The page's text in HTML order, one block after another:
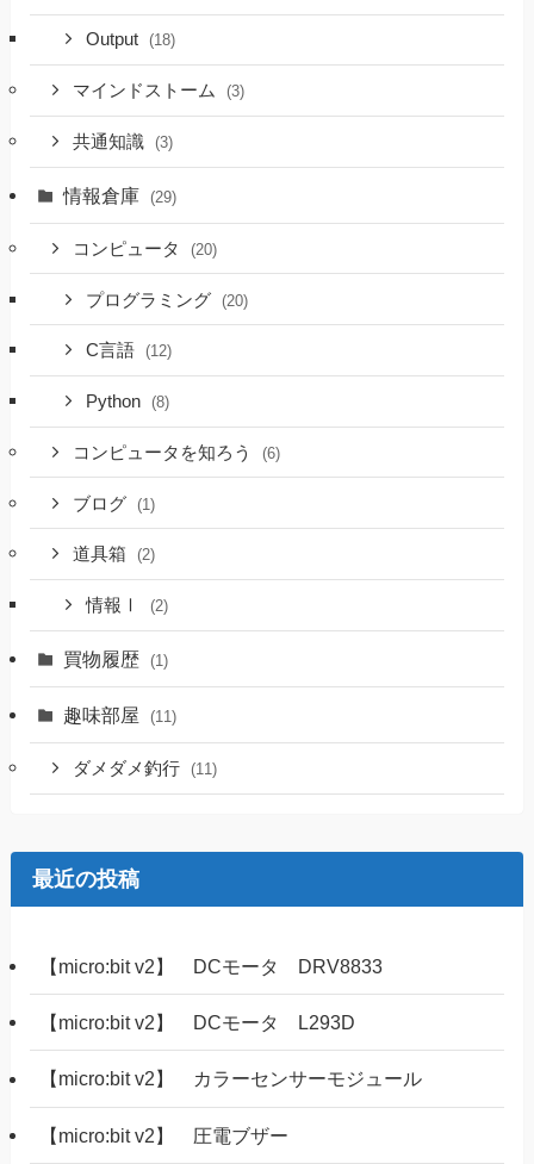
Output (18)
マインドストーム (3)
共通知識 (3)
情報倉庫 (29)
コンピュータ (20)
プログラミング (20)
C言語 (12)
Python (8)
コンピュータを知ろう (6)
ブログ (1)
道具箱 (2)
情報Ⅰ (2)
買物履歴 (1)
趣味部屋 (11)
ダメダメ釣行 (11)
最近の投稿
【micro:bit v2】 DCモータ DRV8833
【micro:bit v2】 DCモータ L293D
【micro:bit v2】 カラーセンサーモジュール
【micro:bit v2】 圧電ブザー